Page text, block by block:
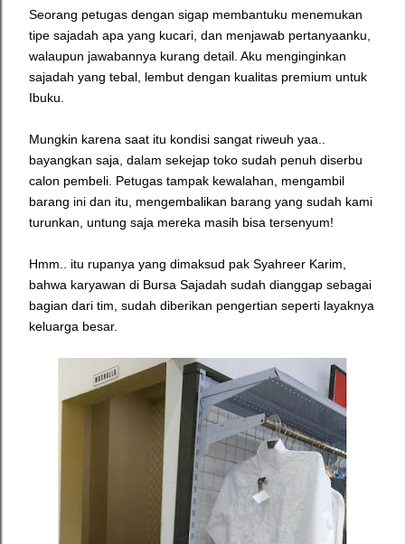
Seorang petugas dengan sigap membantuku menemukan
tipe sajadah apa yang kucari, dan menjawab pertanyaanku,
walaupun jawabannya kurang detail. Aku menginginkan
sajadah yang tebal, lembut dengan kualitas premium untuk
Ibuku.
Mungkin karena saat itu kondisi sangat riweuh yaa..
bayangkan saja, dalam sekejap toko sudah penuh diserbu
calon pembeli. Petugas tampak kewalahan, mengambil
barang ini dan itu, mengembalikan barang yang sudah kami
turunkan, untung saja mereka masih bisa tersenyum!
Hmm.. itu rupanya yang dimaksud pak Syahreer Karim,
bahwa karyawan di Bursa Sajadah sudah dianggap sebagai
bagian dari tim, sudah diberikan pengertian seperti layaknya
keluarga besar.